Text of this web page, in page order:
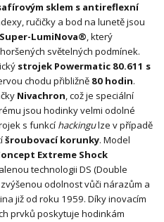
sklem s antireflexní
ručičky a bod na lunetě jsou
Super-LumiNova®, který
světelných podmínek.
strojek Powermatic 80.611 s
chodu přibližně 80 hodin.
Nivachron, což je speciální
jsou hodinky velmi odolné
s funkcí hackingulze v případě
šroubovací korunky. Model
Extreme Shock
technologii DS (Double
odolnost vůči nárazům a
již od roku 1959. Díky inovacím
prvků poskytuje hodinkám